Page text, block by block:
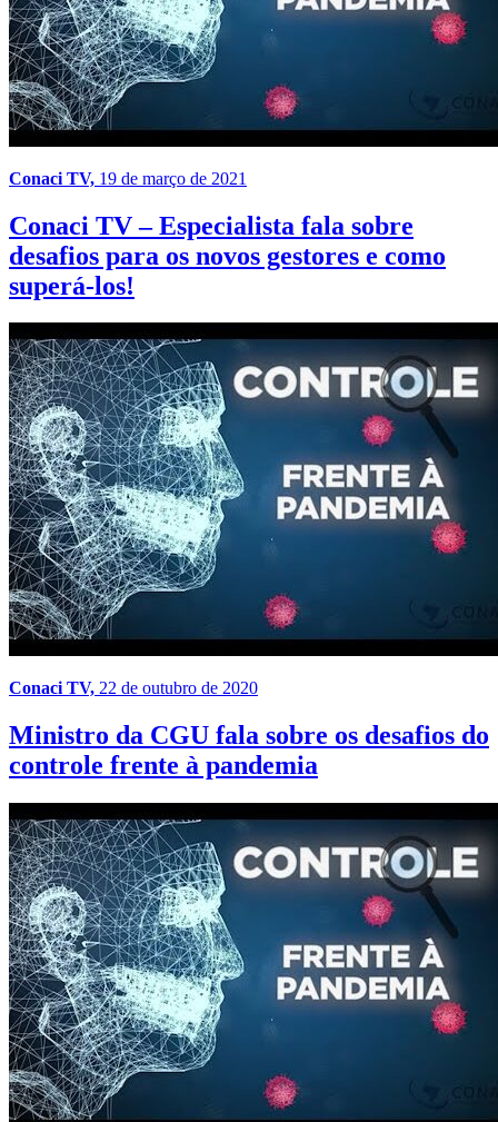
Conaci TV, 19 de março de 2021
Conaci TV – Especialista fala sobre
desafios para os novos gestores e como
superá-los!
Conaci TV, 22 de outubro de 2020
Ministro da CGU fala sobre os desafios do
controle frente à pandemia